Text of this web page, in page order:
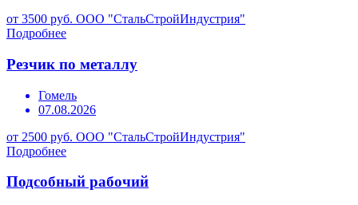
от 3500 руб. ООО "СтальСтройИндустрия"
Подробнее
Резчик по металлу
Гомель
07.08.2026
от 2500 руб. ООО "СтальСтройИндустрия"
Подробнее
Подсобный рабочий